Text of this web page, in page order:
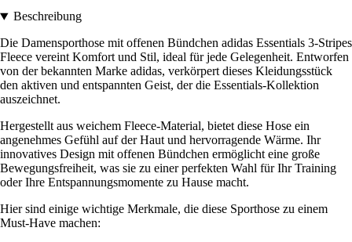
Beschreibung
Die Damensporthose mit offenen Bündchen adidas Essentials 3-Stripes
Fleece vereint Komfort und Stil, ideal für jede Gelegenheit. Entworfen
von der bekannten Marke adidas, verkörpert dieses Kleidungsstück
den aktiven und entspannten Geist, der die Essentials-Kollektion
auszeichnet.
Hergestellt aus weichem Fleece-Material, bietet diese Hose ein
angenehmes Gefühl auf der Haut und hervorragende Wärme. Ihr
innovatives Design mit offenen Bündchen ermöglicht eine große
Bewegungsfreiheit, was sie zu einer perfekten Wahl für Ihr Training
oder Ihre Entspannungsmomente zu Hause macht.
Hier sind einige wichtige Merkmale, die diese Sporthose zu einem
Must-Have machen: